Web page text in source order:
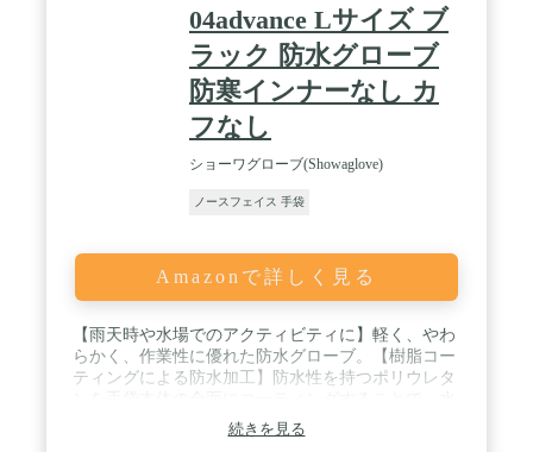
04advance Lサイズ ブ
ラック 防水グローブ
防寒インナーなし カ
フなし
ショーワグローブ(Showaglove)
ノースフェイス 手袋
Amazonで詳しく見る
【雨天時や水場でのアクティビティに】軽く、やわ
らかく、作業性に優れた防水グローブ。【樹脂コー
ティングによる防水加工】防水性を持つポリウレタ
の浸入を防ぎます。【透湿性と防水性を両立】汗な
どの湿気を手袋外部に放出する特殊樹脂コーティン
続きを見る